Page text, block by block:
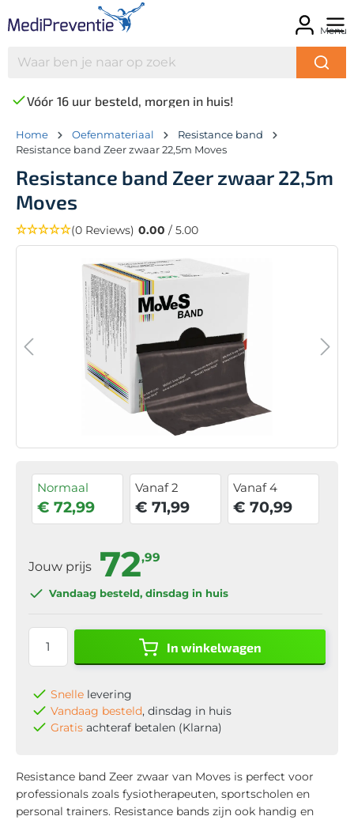
Menu
Vóór 16 uur besteld, morgen in huis!
Home Oefenmateriaal
Resistance band
Resistance band Zeer zwaar 22,5m Moves
Resistance band Zeer zwaar 22,5m
Moves
(0 Reviews) 0.00 / 5.00
Normaal
€ 72,99
Vanaf 2
€ 71,99
Vanaf 4
€ 70,99
Jouw prijs 72,99
Vandaag besteld, dinsdag in huis
In winkelwagen
Snelle levering
Vandaag besteld, dinsdag in huis
Gratis achteraf betalen (Klarna)
Resistance band Zeer zwaar van Moves is perfect voor
professionals zoals fysiotherapeuten, sportscholen en
personal trainers. Resistance bands zijn ook handig en